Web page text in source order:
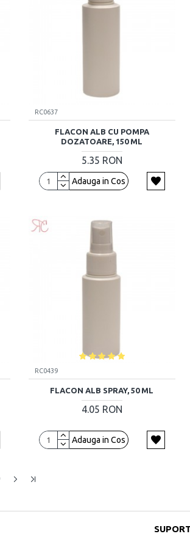
RC0637
FLACON ALB CU POMPA
DOZATOARE, 150 ML
5.35 RON
Adauga in Cos
RC0439
FLACON ALB SPRAY, 50 ML
4.05 RON
Adauga in Cos